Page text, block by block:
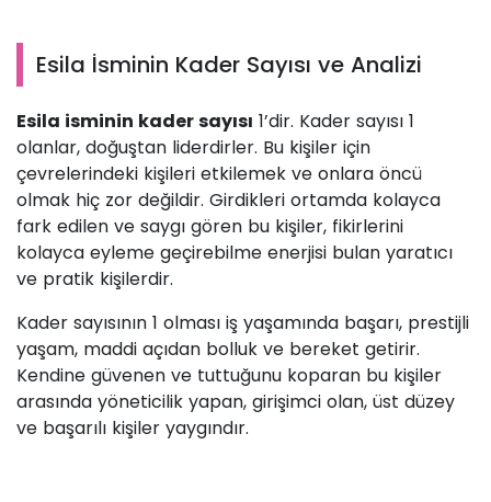
Esila İsminin Kader Sayısı ve Analizi
Esila isminin kader sayısı 1’dir. Kader sayısı 1
olanlar, doğuştan liderdirler. Bu kişiler için
çevrelerindeki kişileri etkilemek ve onlara öncü
olmak hiç zor değildir. Girdikleri ortamda kolayca
fark edilen ve saygı gören bu kişiler, fikirlerini
kolayca eyleme geçirebilme enerjisi bulan yaratıcı
ve pratik kişilerdir.
Kader sayısının 1 olması iş yaşamında başarı, prestijli
yaşam, maddi açıdan bolluk ve bereket getirir.
Kendine güvenen ve tuttuğunu koparan bu kişiler
arasında yöneticilik yapan, girişimci olan, üst düzey
ve başarılı kişiler yaygındır.